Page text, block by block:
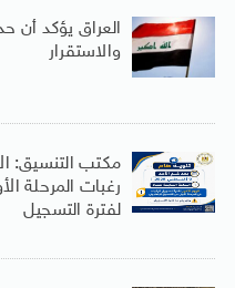
العراق يؤكد أن
والاستقرار
مكتب التنسيق:
رغبات المرحلة
لفترة التسجيل